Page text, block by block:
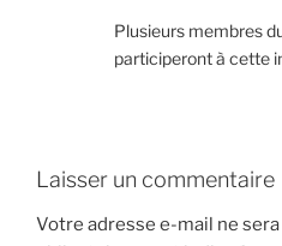
Plusieurs membres
participeront à cette
Laisser un commentaire
Votre adresse e-mail ne